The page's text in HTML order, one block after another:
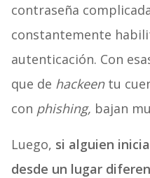
contraseña
constantemente
autenticación. Con
que de hackeentu
con phishing, bajan
Luego, si alguien
desde un lugar